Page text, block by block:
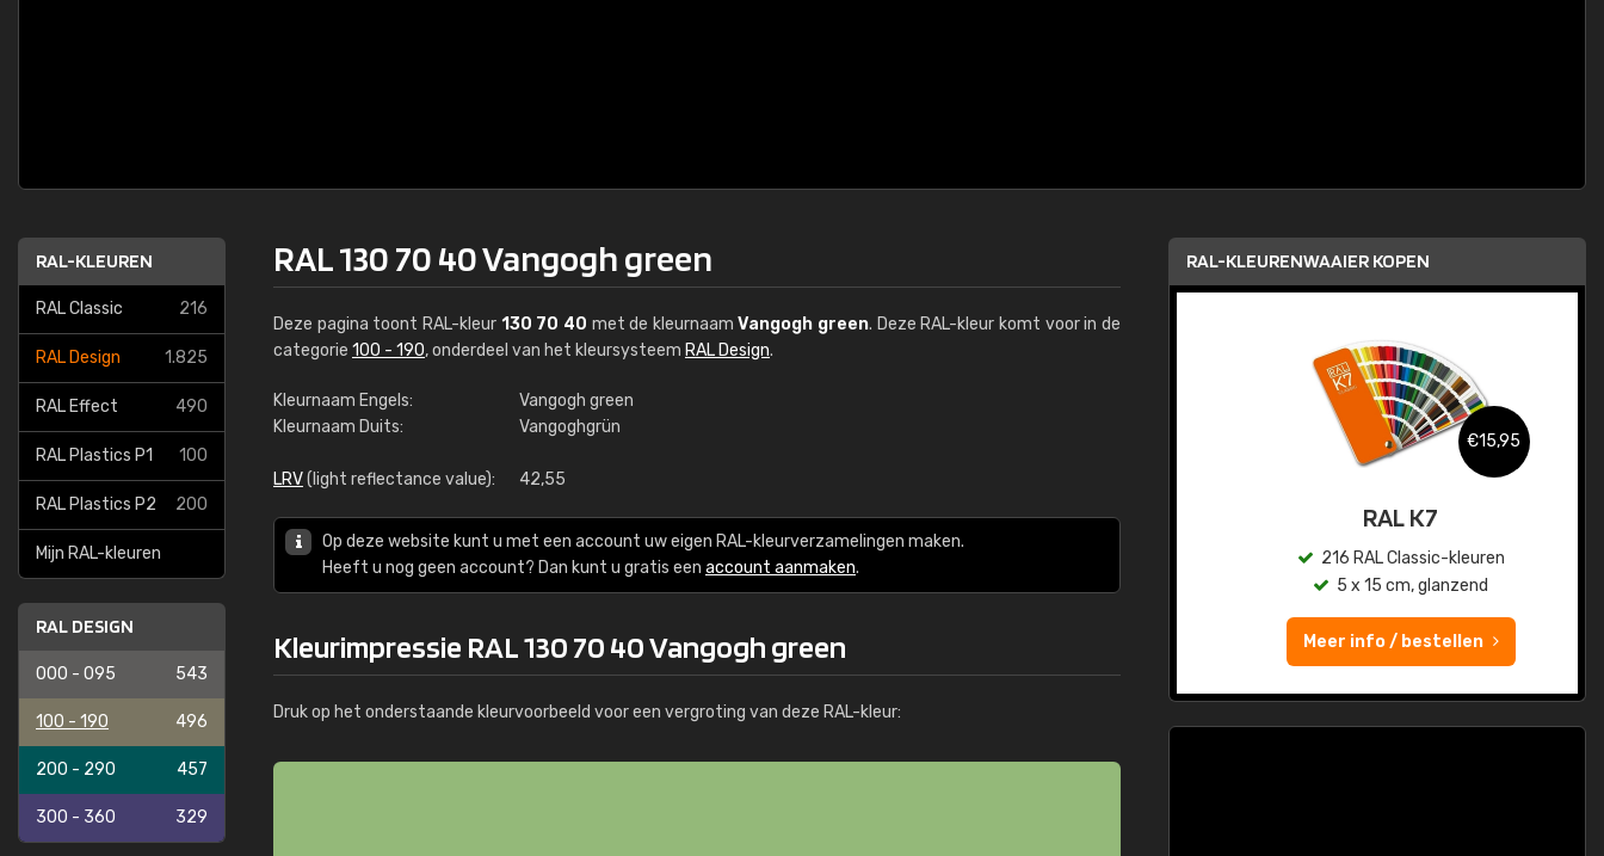
RAL-KLEUREN
RAL Classic 216
RAL Design 1.825
RAL Effect 490
RAL Plastics P1 100
RAL Plastics P2 200
Mijn RAL-kleuren
RAL DESIGN
000 - 095 543
100 - 190 496
200 - 290 457
300 - 360 329
RAL 130 70 40 Vangogh green
Deze pagina toont RAL-kleur 130 70 40 met de kleurnaamVangogh green. Deze RAL-kleur komt voor in de
categorie 100 - 190, onderdeel van het kleursysteem RAL Design.
Kleurnaam Engels:
Vangogh green
Kleurnaam Duits:
Vangoghgrün
LRV(light reflectance value): 42,55
Op deze website kunt u met een account uw eigen RAL-kleurverzamelingen maken.
Heeft u nog geen account? Dan kunt u gratis een account aanmaken.
Kleurimpressie RAL 130 70 40 Vangogh green
Druk op het onderstaande kleurvoorbeeld voor een vergroting van deze RAL-kleur:
RAL-KLEURENWAAIER KOPEN
RAL K7 op waterbasis
€15,95
RAL K7
216 RAL Classic-kleuren
5 x 15 cm, glanzend
Meer info / bestellen